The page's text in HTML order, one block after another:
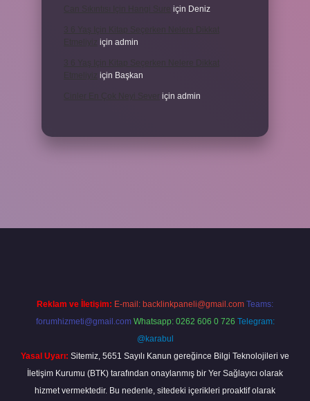
için Deniz
için admin
için Başkan
için admin
Reklam ve İletişim: E-mail: backlinkpaneli@gmail.com Teams:
forumhizmeti@gmail.com Whatsapp: 0262 606 0 726 Telegram:
@karabul
Yasal Uyarı: Sitemiz, 5651 Sayılı Kanun gereğince Bilgi Teknolojileri ve
İletişim Kurumu (BTK) tarafından onaylanmış bir Yer Sağlayıcı olarak
hizmet vermektedir. Bu nedenle, sitedeki içerikleri proaktif olarak